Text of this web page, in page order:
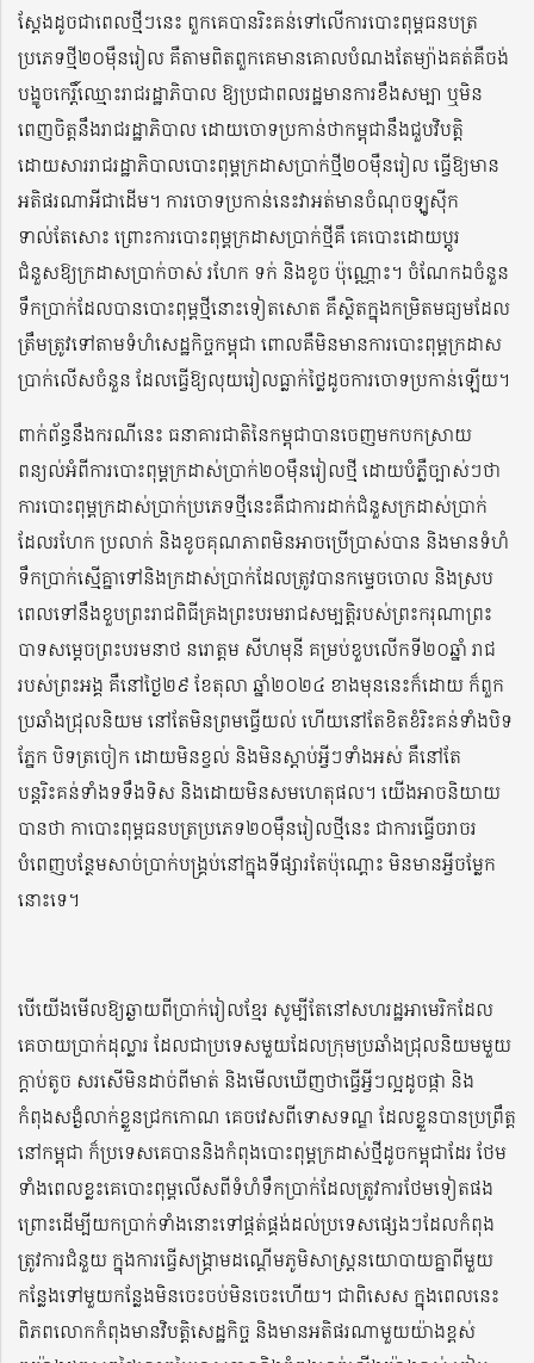
ស្តែងដូចជាពេលថ្មីៗនេះ ពួកគេបានរិះគន់ទៅលើការបោះពុម្ពធនបត្រ
ប្រភេទថ្មី២០ម៉ឺនរៀល គឺតាមពិតពួកគេមានគោលបំណងតែម្យ៉ាងគត់គឺចង់
បង្ខូចកេរ្តិ៍ឈ្មោះរាជរដ្ឋាភិបាល ឱ្យប្រជាពលរដ្ឋមានការខឹងសម្បា ឬមិន
ពេញចិត្តនឹងរាជរដ្ឋាភិបាល ដោយចោទប្រកាន់ថាកម្ពុជានឹងជួបវិបត្តិ
ដោយសាររាជរដ្ឋាភិបាលបោះពុម្ពក្រដាសប្រាក់ថ្មី២០ម៉ឺនរៀល ធ្វើឱ្យមាន
អតិផរណាអីជាដើម។ ការចោទប្រកាន់នេះវាអត់មានចំណុចឡូស៊ីក
ទាល់តែសោះ ព្រោះការបោះពុម្ពក្រដាសប្រាក់ថ្មីគឺ គេបោះដោយប្តូរ
ជំនួសឱ្យក្រដាសប្រាក់ចាស់ រហែក ទក់ និងខូច ប៉ុណ្ណោះ។ ចំណែកឯចំនួន
ទឹកប្រាក់ដែលបានបោះពុម្ពថ្មីនោះទៀតសោត គឺស្ថិតក្នុងកម្រិតមធ្យមដែល
ត្រឹមត្រូវទៅតាមទំហំសេដ្ឋកិច្ចកម្ពុជា ពោលគឺមិនមានការបោះពុម្ពក្រដាស
ប្រាក់លើសចំនួន ដែលធ្វើឱ្យលុយរៀលធ្លាក់ថ្លៃដូចការចោទប្រកាន់ឡើយ។
ពាក់ព័ន្ធនឹងករណីនេះ ធនាគារជាតិនៃកម្ពុជាបានចេញមកបកស្រាយ
ពន្យល់អំពីការបោះពុម្ពក្រដាស់ប្រាក់២០ម៉ឺនរៀលថ្មី ដោយបំភ្លឺច្បាស់ៗថា
ការបោះពុម្ពក្រដាស់ប្រាក់ប្រភេទថ្មីនេះគឺជាការដាក់ជំនួសក្រដាស់ប្រាក់
ដែលរហែក ប្រលាក់ និងខូចគុណភាពមិនអាចប្រើប្រាស់បាន និងមានទំហំ
ទឹកប្រាក់ស្មើគ្នាទៅនិងក្រដាស់ប្រាក់ដែលត្រូវបានកម្ទេចចោល និងស្រប
ពេលទៅនឹងខួបព្រះរាជពិធីគ្រងព្រះបរមរាជសម្បត្តិរបស់ព្រះករុណាព្រះ
បាទសម្តេចព្រះបរមនាថ នរោត្តម សីហមុនី គម្រប់ខួបលើកទី២០ឆ្នាំ រាជ
របស់ព្រះអង្គ គឺនៅថ្ងៃ២៩ ខែតុលា ឆ្នាំ២០២៤ ខាងមុននេះក៏ដោយ ក៏ពួក
ប្រឆាំងជ្រុលនិយម នៅតែមិនព្រមធ្វើយល់ ហើយនៅតែខិតខំរិះគន់ទាំងបិទ
ភ្នែក បិទត្រចៀក ដោយមិនខ្វល់ និងមិនស្តាប់អ្វីៗទាំងអស់ គឺនៅតែ
បន្តរិះគន់ទាំងទទឹងទិស និងដោយមិនសមហេតុផល។ យើងអាចនិយាយ
បានថា កាបោះពុម្ពធនបត្រប្រភេទ២០ម៉ឺនរៀលថ្មីនេះ ជាការធ្វើចរាចរ
បំពេញបន្ថែមសាច់ប្រាក់បង្គ្រប់នៅក្នុងទីផ្សារតែប៉ុណ្ពោះ មិនមានអ្វីចម្លែក
នោះទេ។
បើយើងមើលឱ្យឆ្ងាយពីប្រាក់រៀលខ្មែរ សូម្បីតែនៅសហរដ្ឋអាមេរិកដែល
គេចាយប្រាក់ដុល្លារ ដែលជាប្រទេសមួយដែលក្រុមប្រឆាំងជ្រុលនិយមមួយ
ក្តាប់តូច សរសើមិនដាច់ពីមាត់ និងមើលឃើញថាធ្វើអ្វីៗល្អដូចផ្កា និង
កំពុងសង្ងំលាក់ខ្លួនជ្រកកោណ គេចវេសពីទោសទណ្ឌ ដែលខ្លួនបានប្រព្រឹត្ត
នៅកម្ពុជា ក៏ប្រទេសគេបាននិងកំពុងបោះពុម្ពក្រដាស់ថ្មីដូចកម្ពុជាដែរ ថែម
ទាំងពេលខ្លះគេបោះពុម្ពលើសពីទំហំទឹកប្រាក់ដែលត្រូវការថែមទៀតផង
ព្រោះដើម្បីយកប្រាក់ទាំងនោះទៅផ្គត់ផ្គង់ដល់ប្រទេសផ្សេងៗដែលកំពុង
ត្រូវការជំនួយ ក្នុងការធ្វើសង្គ្រាមដណ្តើមភូមិសាស្ត្រនយោបាយគ្នាពីមួយ
កន្លែងទៅមួយកន្លែងមិនចេះចប់មិនចេះហើយ។ ជាពិសេស ក្នុងពេលនេះ
ពិភពលោកកំពុងមានវិបត្តិសេដ្ឋកិច្ច និងមានអតិផរណាមួយយ៉ាងខ្ពស់